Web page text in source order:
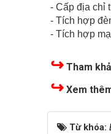
- Cấp địa chỉ
- Tích hợp
- Tích hợp
↪ Tham
↪ Xem
Từ khóa: